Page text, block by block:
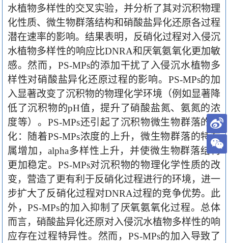
水植物多样性的交叉实验，并分析了其对沉积物理
化性质、微生物群落结构和硝酸盐异化还原各过程
潜在速率的影响。结果表明，反硝化过程对入侵沉
水植物多样性的响应比DNRA和厌氧氨氧化更加敏
感。然而， PS-MPs的添加干扰了入侵沉水植物多
样性对硝酸盐异化还原过程的影响。 PS-MPs的加
入显著改变了沉积物的物理化学环境（例如显著降
低了沉积物的pH值，提升了硝酸盐氮、氨氮的浓
度等）。 PS-MPs还引起了沉积物微生物群落的变
化：随着PS-MPs浓度的上升，微生物群落的特有
属增加，alpha多样性上升，并使微生物群落结构
更加稳定。 PS-MPs对沉积物的物理化学性质的改
变，营造了更有利于反硝化过程进行的环境，进一
步扩大了反硝化过程对DNRA过程的竞争优势。此
外，PS-MPs的加入抑制了厌氧氨氧化过程。总体
而言，硝酸盐异化还原对入侵沉水植物多样性的响
应存在过程特异性。然而， PS-MPs的加入导致了